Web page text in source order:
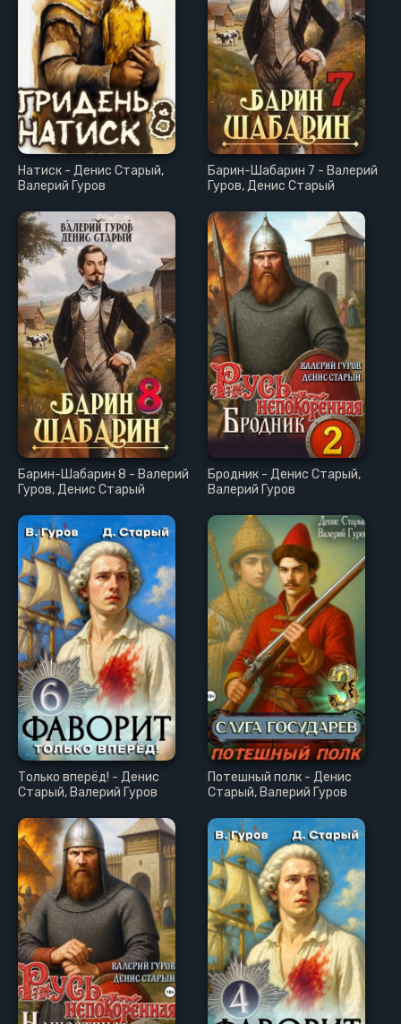
Натиск - Денис Старый,
Валерий Гуров
Барин-Шабарин 7 - Валерий
Гуров, Денис Старый
Барин-Шабарин 8 - Валерий
Гуров, Денис Старый
Бродник - Денис Старый,
Валерий Гуров
Только вперёд! - Денис
Старый, Валерий Гуров
Потешный полк - Денис
Старый, Валерий Гуров